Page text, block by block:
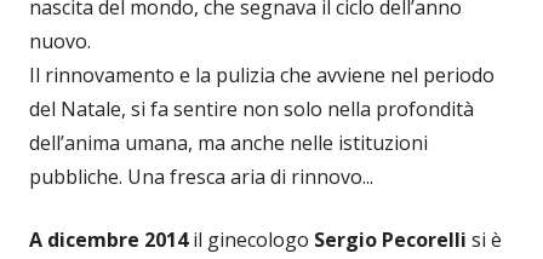
nascita del mondo, che segnava il ciclo dell’anno
nuovo.
Il rinnovamento e la pulizia che avviene nel periodo
del Natale, si fa sentire non solo nella profondità
dell’anima umana, ma anche nelle istituzioni
pubbliche. Una fresca aria di rinnovo...
A dicembre 2014il ginecologo Sergio Pecorelli si è